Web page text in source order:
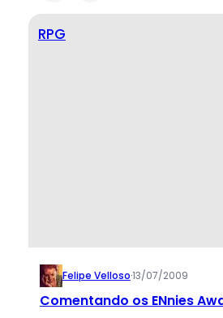
RPG
Felipe Velloso·13/07/2009
Comentando os ENnies